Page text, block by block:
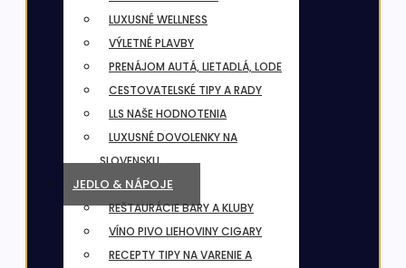
LUXUSNÉ WELLNESS
VÝLETNÉ PLAVBY
PRENÁJOM AUTÁ, LIETADLÁ, LODE
CESTOVATELSKÉ TIPY A RADY
LLS NAŠE HODNOTENIA
LUXUSNÉ DOVOLENKY NA
SLOVENSKU
JEDLO & NÁPOJE
REŠTAURÁCIE BARY A KLUBY
VÍNO PIVO LIEHOVINY CIGARY
RECEPTY TIPY NA VARENIE A